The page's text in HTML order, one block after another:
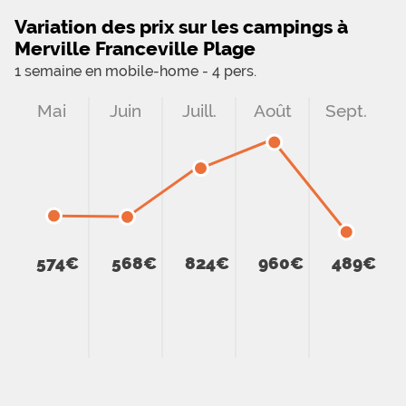
Variation des prix sur les campings à
Merville Franceville Plage
1 semaine en mobile-home - 4 pers.
Mai
574€
Juin
568€
Juill.
824€
Août
960€
Sept.
489€